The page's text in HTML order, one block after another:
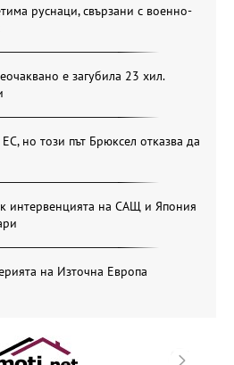
руснаци, свързани с военно-
е загубила 23 хил.
но този път Брюксел отказва да
интервенцията на САЩ и Япония
на Източна Европа